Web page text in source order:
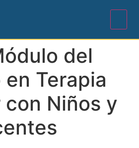
del
Terapia
con Niños y